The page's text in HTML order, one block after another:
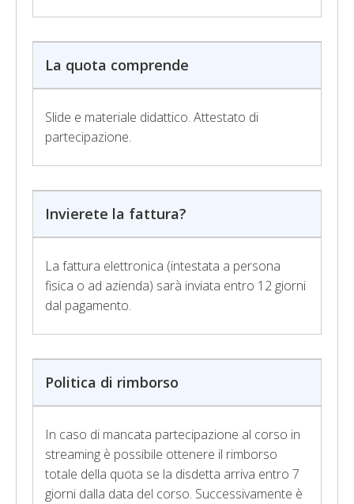
La quota comprende
Slide e materiale didattico. Attestato di
partecipazione.
Invierete la fattura?
La fattura elettronica (intestata a persona
fisica o ad azienda) sarà inviata entro 12 giorni
dal pagamento.
Politica di rimborso
In caso di mancata partecipazione al corso in
streaming è possibile ottenere il rimborso
totale della quota se la disdetta arriva entro 7
giorni dalla data del corso. Successivamente è